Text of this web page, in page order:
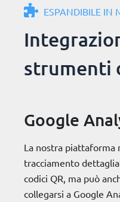
ESPANDIBILE IN
strumenti
Google
La nostra piattaforma
tracciamento
codici QR, ma può
collegarsi a Google